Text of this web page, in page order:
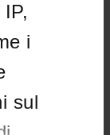
i
sul